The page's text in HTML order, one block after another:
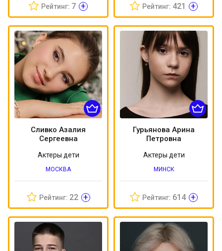
Рейтинг: 7 + Рейтинг: 421 +
Сливко Азалия
Сергеевна
Актеры дети
МОСКВА
Рейтинг: 22 +
Гурьянова Арина
Петровна
Актеры дети
МИНСК
Рейтинг: 614 +